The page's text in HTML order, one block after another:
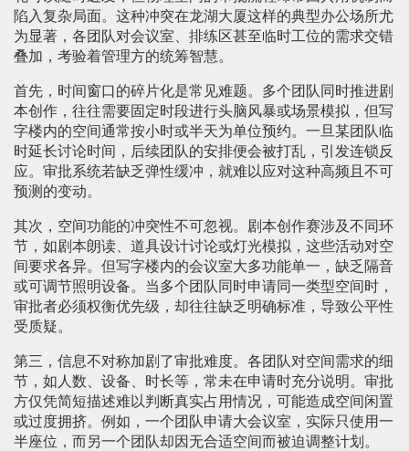
陷入复杂局面。这种冲突在龙湖大厦这样的典型办公场所尤
为显著，各团队对会议室、排练区甚至临时工位的需求交错
叠加，考验着管理方的统筹智慧。
首先，时间窗口的碎片化是常见难题。多个团队同时推进剧
本创作，往往需要固定时段进行头脑风暴或场景模拟，但写
字楼内的空间通常按小时或半天为单位预约。一旦某团队临
时延长讨论时间，后续团队的安排便会被打乱，引发连锁反
应。审批系统若缺乏弹性缓冲，就难以应对这种高频且不可
预测的变动。
其次，空间功能的冲突性不可忽视。剧本创作赛涉及不同环
节，如剧本朗读、道具设计讨论或灯光模拟，这些活动对空
间要求各异。但写字楼内的会议室大多功能单一，缺乏隔音
或可调节照明设备。当多个团队同时申请同一类型空间时，
审批者必须权衡优先级，却往往缺乏明确标准，导致公平性
受质疑。
第三，信息不对称加剧了审批难度。各团队对空间需求的细
节，如人数、设备、时长等，常未在申请时充分说明。审批
方仅凭简短描述难以判断真实占用情况，可能造成空间闲置
或过度拥挤。例如，一个团队申请大会议室，实际只使用一
半座位，而另一个团队却因无合适空间而被迫调整计划。